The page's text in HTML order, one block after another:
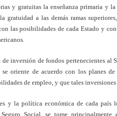
y gratuitas la enseñanza primaria y
gratuidad a las demás ramas
las posibilidades de cada Estado y
inversión de fondos pertenecientes al
oriente de acuerdo con los planes
de empleo, y que tales
y la política económica de cada país
Social, se tome